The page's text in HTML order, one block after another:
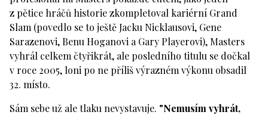
z pětice hráčů historie zkompletoval kariérní Grand
Slam (povedlo se to ještě Jacku Nicklausovi, Gene
Sarazenovi, Benu Hoganovi a Gary Playerovi), Masters
vyhrál celkem čtyřikrát, ale posledního titulu se dočkal
v roce 2005, loni po ne příliš výrazném výkonu obsadil
32. místo.
Sám sebe už ale tlaku nevystavuje. "Nemusím vyhrát,